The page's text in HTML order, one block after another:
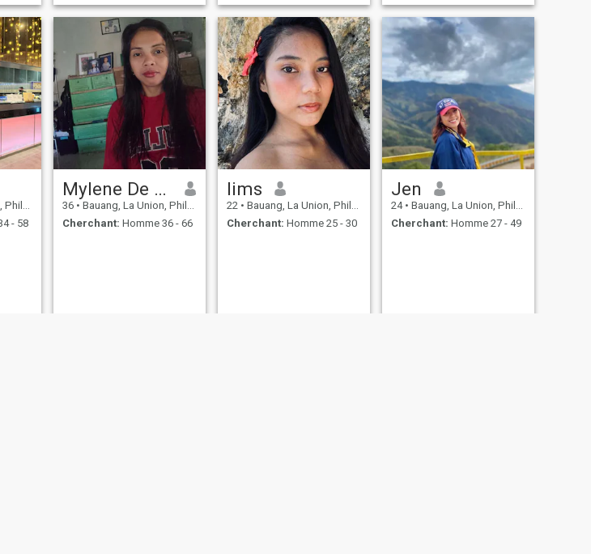
- 58
Mylene De Vera
36 • Bauang, La Union, Philippines
Cherchant: Homme 36 - 66
lims
22 • Bauang, La Union, Philippines
Cherchant: Homme 25 - 30
Jen
24 • Bauang, La Union, Philippines
Cherchant: Homme 27 - 49